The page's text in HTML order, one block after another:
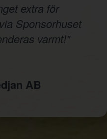
extra för
Sponsorhuset
varmt!"
AB